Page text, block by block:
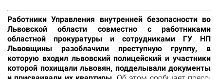
Работники Управления внутренней безопасности во
Львовской области совместно с работниками
областной прокуратуры и сотрудниками ГУ НП
Львовщины разоблачили преступную группу, в
которую входил львовский полицейский и участники
которой похищали львовян, подделывали документы